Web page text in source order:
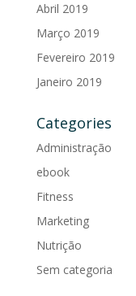
Abril 2019
Março 2019
Fevereiro 2019
Janeiro 2019
Categories
Administração
ebook
Fitness
Marketing
Nutrição
Sem categoria